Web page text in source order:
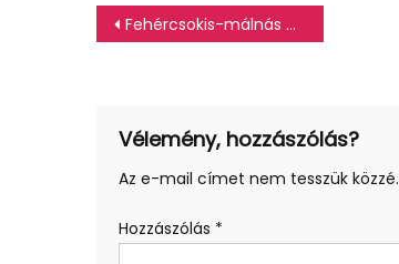
Bejegyzés
Fehércsokis-málnás macaron torta
Vélemény, hozzászólás?
Az e-mail címet nem tesszük közzé.
Hozzászólás *